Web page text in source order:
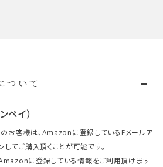
ついて
ペイ）
お客様は、Amazonに登録しているEメールア
てご購入頂くことが可能です。
に登録している情報をご利用頂けます